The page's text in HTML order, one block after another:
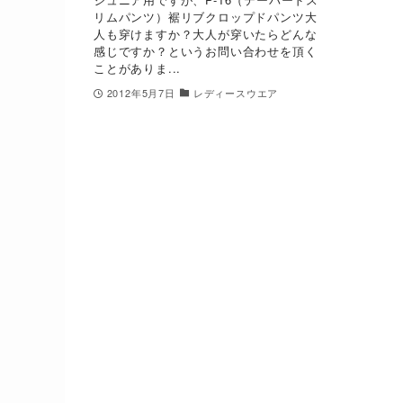
リムパンツ）裾リブクロップドパンツ大
人も穿けますか？大人が穿いたらどんな
感じですか？というお問い合わせを頂く
ことがありま...
2012年5月7日 レディースウエア